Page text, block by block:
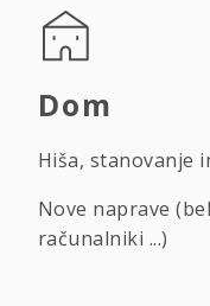
Dom
Hiša, stanovanje
Nove naprave
računalniki ...)